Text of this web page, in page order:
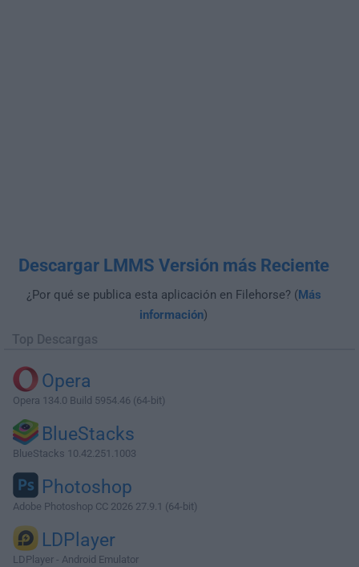
Descargar LMMS Versión más Reciente
¿Por qué se publica esta aplicación en Filehorse? ( Más
información)
Top Descargas
Opera
Opera 134.0 Build 5954.46 (64-bit)
BlueStacks
BlueStacks 10.42.251.1003
Photoshop
Adobe Photoshop CC 2026 27.9.1 (64-bit)
LDPlayer
LDPlayer - Android Emulator